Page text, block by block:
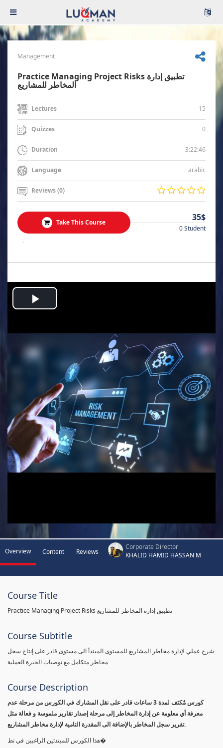
Management
Practice Managing Project Risks تطبيق إدارة
المخاطر للمشاريع
Lectures 15
Quizzes 0
Duration 3:22:46
Language arabic
Reviews (0)
Take This Course 35$
0 Student
.
Play
Video
Overview Content Reviews
Corporate Director
KHALID HAMID HASSAN M
Course Title
Practice Managing Project Risks تطبيق إدارة المخاطر للمشاريع
Course Subtitle
شرح عملي لإدارة مخاطر المشاريع للمستوى المبتدأ الى مستوى قادر على إنتاج سجل
مخاطر متكامل مع توصيات الخبرة العملية
Course Description
كورس مٌكثف لمدة 3 ساعات قادر على نقل المشارك في الكورس من مرحلة عدم
معرفة أي معلومة عن إدارة المخاطر إلى مرحلة إصدار تقارير ملموسة و فعالة مثل
تقرير سجل المخاطر بالإضافة الى المقدرة التامية لإدارة مخاطر المشاريع.
هذا الكورس للمبتدئين الراغبين في تط�